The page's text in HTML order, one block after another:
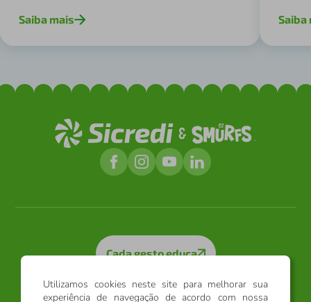
Saiba mais Saiba
Cada gesto educa
Sicredi
Utilizamos cookies neste site para melhorar sua
experiência de navegação de acordo com nossa